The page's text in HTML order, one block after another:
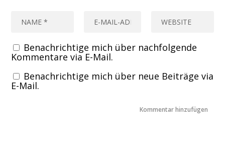
Benachrichtige mich über nachfolgende
Kommentare via E-Mail.
Benachrichtige mich über neue Beiträge via
E-Mail.